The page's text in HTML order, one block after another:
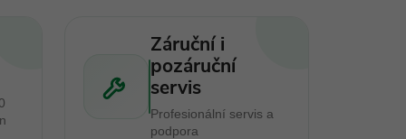
Záruční i
pozáruční
servis
Profesionální servis a
podpora